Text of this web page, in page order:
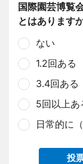
国際園芸博覧
とはあります
ない
1.2回ある
3.4回ある
5回以上あ
日常的に
投